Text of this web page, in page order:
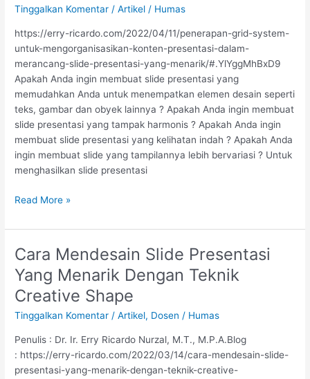
Tinggalkan Komentar /Artikel / Humas
https://erry-ricardo.com/2022/04/11/penerapan-grid-system-
untuk-mengorganisasikan-konten-presentasi-dalam-
merancang-slide-presentasi-yang-menarik/#.YlYggMhBxD9
Apakah Anda ingin membuat slide presentasi yang
memudahkan Anda untuk menempatkan elemen desain seperti
teks, gambar dan obyek lainnya ? Apakah Anda ingin membuat
slide presentasi yang tampak harmonis ? Apakah Anda ingin
membuat slide presentasi yang kelihatan indah ? Apakah Anda
ingin membuat slide yang tampilannya lebih bervariasi ? Untuk
menghasilkan slide presentasi
Presentasi
Dalam
Merancang
Slide
Presentasi
Yang
Menarik
Read More »
Cara Mendesain Slide Presentasi
Yang Menarik Dengan Teknik
Creative Shape
Tinggalkan Komentar /Artikel, Dosen / Humas
Penulis : Dr. Ir. Erry Ricardo Nurzal, M.T., M.P.A.Blog
: https://erry-ricardo.com/2022/03/14/cara-mendesain-slide-
presentasi-yang-menarik-dengan-teknik-creative-
Cara
Mendesain
Slide
Presentasi
Yang
Dengan
Teknik
Creative